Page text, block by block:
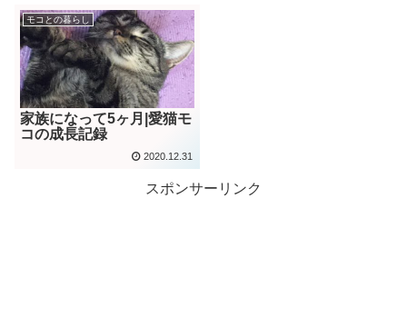
モコとの暮らし
家族になって5ヶ月|愛猫モ
コの成長記録
2020.12.31
スポンサーリンク